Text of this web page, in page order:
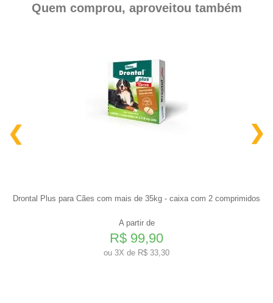
Quem comprou, aproveitou também
Drontal Plus para Cães com mais de 35kg - caixa com 2 comprimidos
A partir de
R$ 99,90
ou 3X de R$ 33,30